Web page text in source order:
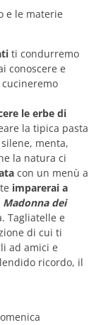
e le materie
ti condurremo
conoscere e
le erbe di
la tipica pasta
menta,
la natura ci
con un menù a
imparerai a
Madonna dei
Tagliatelle e
di cui ti
ad amici e
ricordo, il